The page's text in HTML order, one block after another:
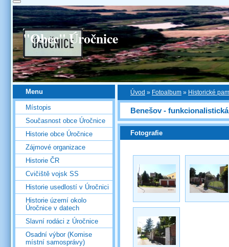
"Obec" Úročnice
Úvod » Fotoalbum » Historické
Benešov -
Fotografie
Menu
Místopis
Současnost obce Úročnice
Historie obce Úročnice
Zájmové organizace
Historie ČR
Cvičiště vojsk SS
Historie usedlostí v Úročnici
Historie území okolo
Úročnice v datech
Slavní rodáci z Úročnice
Osadní výbor (Komise
místní samosprávy)